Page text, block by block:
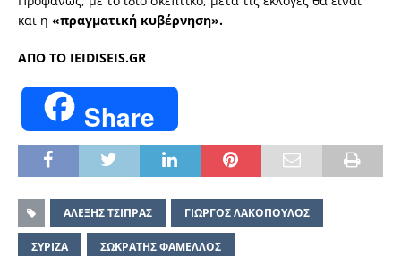
και η «πραγματική κυβέρνηση».
ΑΠΟ ΤO ΙΕΙDISEIS.GR
Share
ΑΛΕΞΗΣ ΤΣΙΠΡΑΣ ΓΙΩΡΓΟΣ ΛΑΚΟΠΟΥΛΟΣ
ΣΥΡΙΖΑ ΣΩΚΡΑΤΗΣ ΦΑΜΕΛΛΟΣ